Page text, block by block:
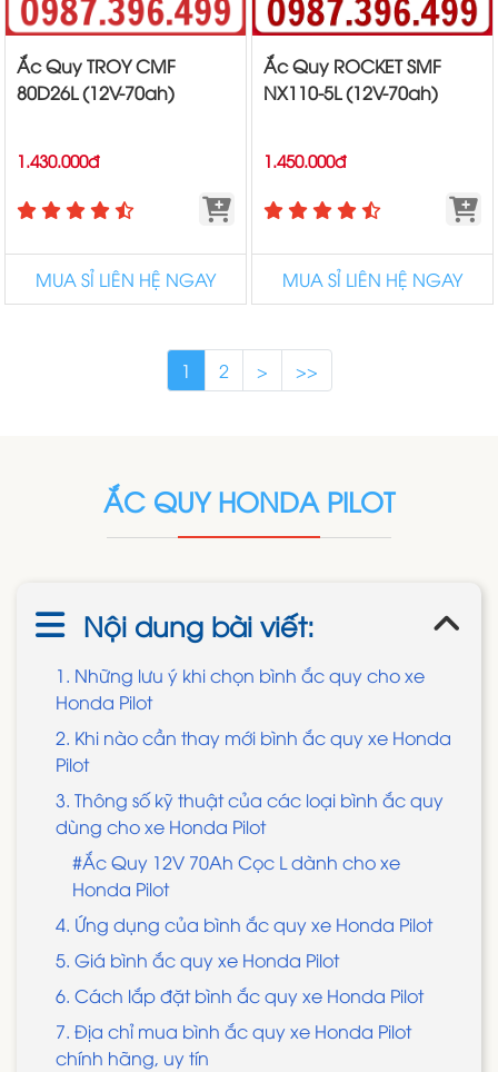
Ắc Quy TROY CMF
80D26L (12V-70ah)
1.430.000đ
MUA SỈ LIÊN HỆ NGAY
Ắc Quy ROCKET SMF
NX110-5L (12V-70ah)
1.450.000đ
MUA SỈ LIÊN HỆ NGAY
1 2 > >>
ẮC QUY HONDA PILOT
Nội dung bài viết:
1. Những lưu ý khi chọn bình ắc quy cho xe
Honda Pilot
2. Khi nào cần thay mới bình ắc quy xe Honda
Pilot
3. Thông số kỹ thuật của các loại bình ắc quy
dùng cho xe Honda Pilot
#Ắc Quy 12V 70Ah Cọc L dành cho xe
Honda Pilot
4. Ứng dụng của bình ắc quy xe Honda Pilot
5. Giá bình ắc quy xe Honda Pilot
6. Cách lắp đặt bình ắc quy xe Honda Pilot
7. Địa chỉ mua bình ắc quy xe Honda Pilot
chính hãng, uy tín